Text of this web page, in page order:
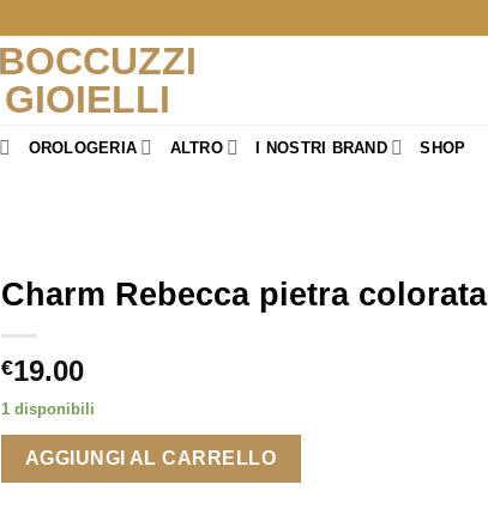
OROLOGERIA ALTRO I NOSTRI BRAND SHOP
Charm Rebecca pietra colorata
€19.00
1 disponibili
AGGIUNGI AL CARRELLO